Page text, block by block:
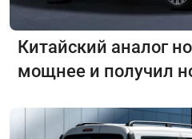
Китайский аналог
мощнее и получил